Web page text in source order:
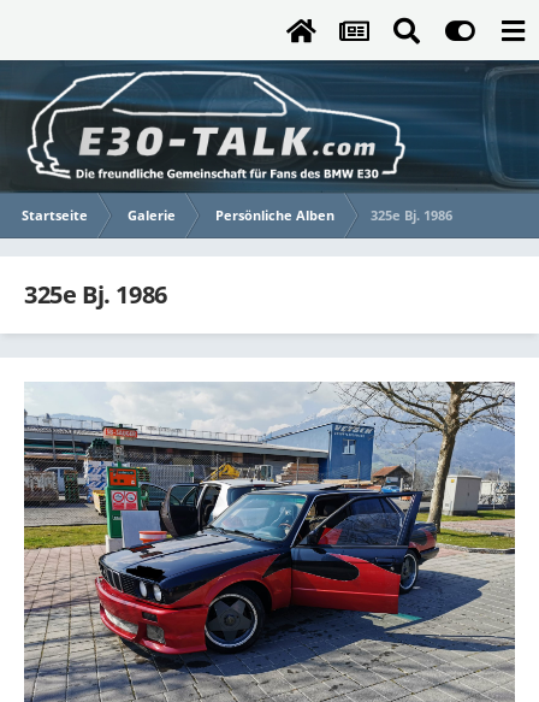
Startseite Galerie Persönliche Alben 325e Bj. 1986
325e Bj. 1986